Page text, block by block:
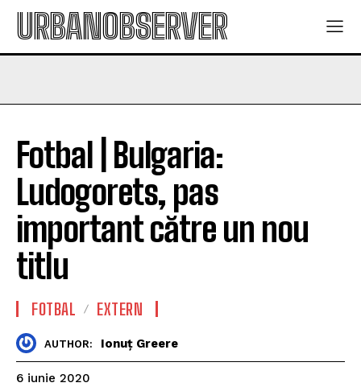
URBANOBSERVER
Fotbal | Bulgaria:
Ludogorets, pas
important către un nou
titlu
FOTBAL EXTERN
AUTHOR: Ionuț Greere
6 iunie 2020